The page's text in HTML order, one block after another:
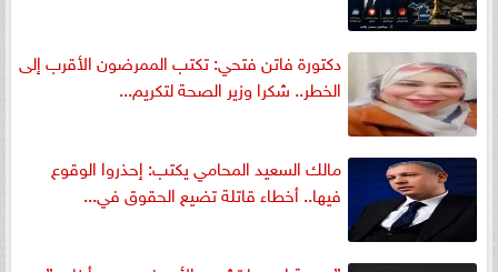
دكتورة فاتن فتحي: تكتب الممرضون الأقرب إلى
الخطر.. شكرا وزير الصحة لتكريم...
مالك السعيد المحامي يكتب: إحذروا الوقوع
فيها.. أخطاء قاتلة تضيع الحقوق في...